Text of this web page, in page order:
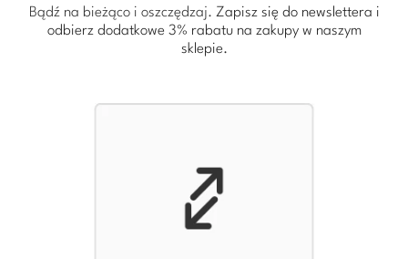
Bądź na bieżąco i oszczędzaj. Zapisz się do newslettera i
odbierz dodatkowe 3% rabatu na zakupy w naszym
sklepie.